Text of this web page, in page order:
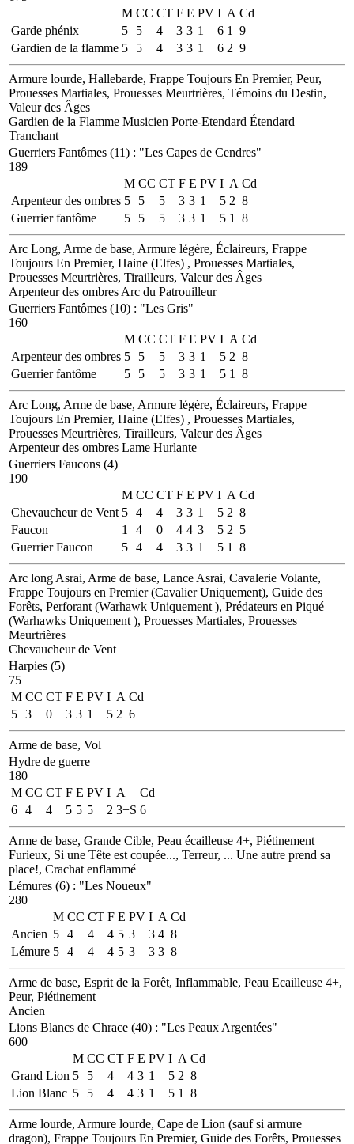
M CC CT F E PV I A Cd
Garde phénix
5 5 4 3 3 1 6 1
9
Gardien de la flamme 5 5 4 3 3 1 6 2 9
Armure lourde, Hallebarde, Frappe Toujours En Premier, Peur,
Prouesses Martiales, Prouesses Meurtrières, Témoins du Destin,
Valeur des Âges
Gardien de la Flamme Musicien Porte-Etendard Étendard
Tranchant
Guerriers Fantômes (11) : "Les Capes de Cendres"
189
M CC CT F E PV I A Cd
Arpenteur des ombres 5 5 5 3 3 1 5 2 8
Guerrier fantôme
5 5 5 3 3 1 5 1 8
Arc Long, Arme de base, Armure légère, Éclaireurs, Frappe
Toujours En Premier, Haine (Elfes) , Prouesses Martiales,
Prouesses Meurtrières, Tirailleurs, Valeur des Âges
Arpenteur des ombres Arc du Patrouilleur
Guerriers Fantômes (10) : "Les Gris"
160
M CC CT F E PV I A Cd
Arpenteur des ombres 5 5 5 3 3 1 5 2 8
Guerrier fantôme
5 5 5 3 3 1 5 1 8
Arc Long, Arme de base, Armure légère, Éclaireurs, Frappe
Toujours En Premier, Haine (Elfes) , Prouesses Martiales,
Prouesses Meurtrières, Tirailleurs, Valeur des Âges
Arpenteur des ombres Lame Hurlante
Guerriers Faucons (4)
190
M CC CT F E PV I A Cd
Chevaucheur de Vent 5 4 4 3 3 1 5 2 8
Faucon
1 4 0 4 4 3 5 2 5
Guerrier Faucon
5 4 4 3 3 1 5 1 8
Arc long Asrai, Arme de base, Lance Asrai, Cavalerie Volante,
Frappe Toujours en Premier (Cavalier Uniquement), Guide des
Forêts, Perforant (Warhawk Uniquement ), Prédateurs en Piqué
(Warhawks Uniquement ), Prouesses Martiales, Prouesses
Meurtrières
Chevaucheur de Vent
Harpies (5)
75
M CC CT F E PV I A Cd
5 3 0 3 3 1 5 2 6
Arme de base, Vol
Hydre de guerre
180
M CC CT F E PV I A
Cd
6 4 4 5 5 5 2 3+S 6
Arme de base, Grande Cible, Peau écailleuse 4+, Piétinement
Furieux, Si une Tête est coupée..., Terreur, ... Une autre prend sa
place!, Crachat enflammé
Lémures (6) : "Les Noueux"
280
M CC CT F E PV I A Cd
Ancien 5 4 4 4 5 3 3 4 8
Lémure 5 4 4 4 5 3 3 3 8
Arme de base, Esprit de la Forêt, Inflammable, Peau Ecailleuse 4+,
Peur, Piétinement
Ancien
Lions Blancs de Chrace (40) : "Les Peaux Argentées"
600
M CC CT F E PV I A Cd
Grand Lion 5 5 4 4 3 1 5 2 8
Lion Blanc 5 5 4 4 3 1 5 1 8
Arme lourde, Armure lourde, Cape de Lion (sauf si armure
dragon), Frappe Toujours En Premier, Guide des Forêts, Prouesses